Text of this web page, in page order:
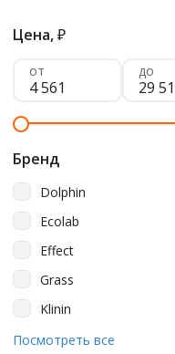
Цена,₽
от до
Бренд
Dolphin
Ecolab
Effect
Grass
Klinin
Luscan
Посмотреть все